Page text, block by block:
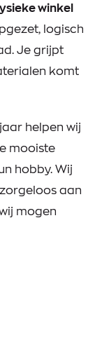
winkel
logisch
Je grijpt
komt
helpen wij
mooiste
hobby. Wij
aan
mogen